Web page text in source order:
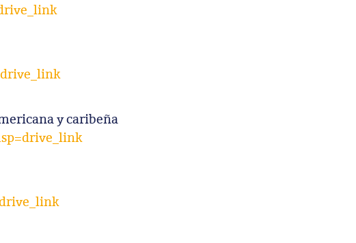
y caribeña